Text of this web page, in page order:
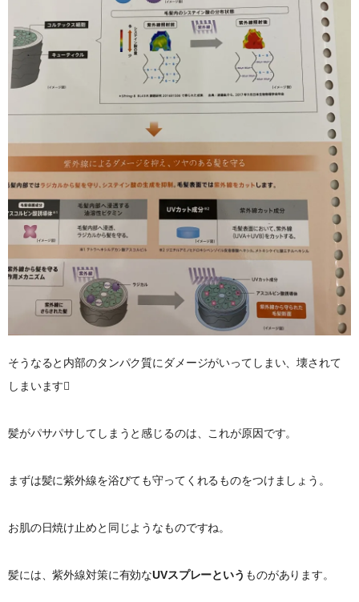
そうなると内部のタンパク質にダメージがいってしまい、壊されて
しまいます
髪がパサパサしてしまうと感じるのは、これが原因です。
まずは髪に紫外線を浴びても守ってくれるものをつけましょう。
お肌の日焼け止めと同じようなものですね。
髪には、紫外線対策に有効なUVスプレーという ものがあります。